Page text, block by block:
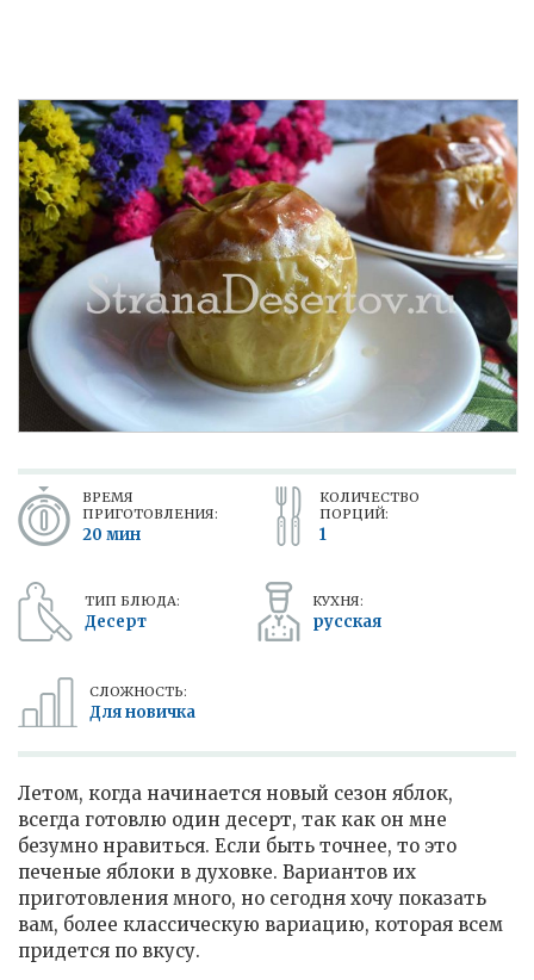
ВРЕМЯ
ПРИГОТОВЛЕНИЯ:
20 мин
КОЛИЧЕСТВО
ПОРЦИЙ:
1
ТИП БЛЮДА:
Десерт
КУХНЯ:
русская
СЛОЖНОСТЬ:
Для новичка
Летом, когда начинается новый сезон яблок,
всегда готовлю один десерт, так как он мне
безумно нравиться. Если быть точнее, то это
печеные яблоки в духовке. Вариантов их
приготовления много, но сегодня хочу показать
вам, более классическую вариацию, которая всем
придется по вкусу.